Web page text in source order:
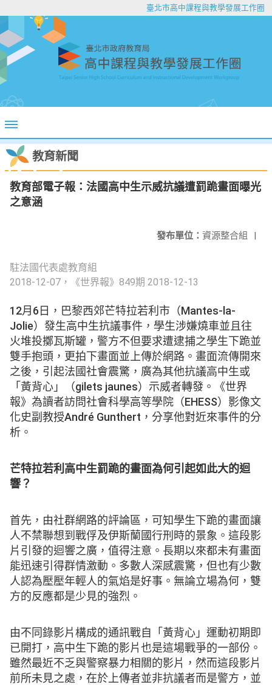
臺北市高中課程與教學發展工作圈
教育新聞
教育部電子報：法國高中生示威抗議遭罰跪畫面曝光
之意涵
發布單位： 資源整合組 |
駐法國代表處教育組
2018-12-07，《世界報》 849期 2018-12-13
12月6日，巴黎西郊芒特拉若利市（Mantes-la-
Jolie）發生高中生抗議事件，學生涉嫌燒車並且往
火堆投擲瓦斯罐，警方不但要求遭逮捕之學生下跪並
雙手抱頭，更拍下畫面並上傳於網路。畫面流傳開來
之後，引起法國社會震驚，廣為其他抗議高中生或
「黃背心」（gilets jaunes）示威者轉發。《世界
報》為讀者訪問社會科學高等學院（EHESS）影像文
化史副教授André Gunthert，分享他對近來事件的分
析。
芒特拉若利高中生罰跪的畫面為何引起如此大的迴
響？
首先，由社群網路的評論區，可知學生下跪的畫面讓
人不禁聯想到戰俘及伊斯蘭國行刑時的景象。這段影
片引發的迴響之廣，值得注意。長期以來都未有畫面
能迅速引得群情激動。多數人深感震驚，但也有少數
人認為壓壓年輕人的氣焰是好事。無論立場為何，雙
方的反應都是少見的強烈。
由不同錄影片構成的通訊戰自「黃背心」運動初期即
已開打，高中生下跪的影片也是這場戰爭的一部份。
雖然最近不乏與警察暴力相關的影片，然而這段影片
前所未見之處，在於上傳者並非抗議者而是警方，並